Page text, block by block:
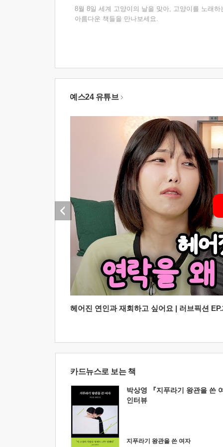
8월 8일 세계 고양이의 날을 맞아, 고양이를 노래하
아름다운 책들을 만나보세요.
예스24 유튜브
헤어진 연인과 재회하고 싶어요 | 러브픽션
카드뉴스로 보는 책
박상영 『지푸라기 왕관을 쓴
인터뷰
지푸라기 왕관을 쓴 여자